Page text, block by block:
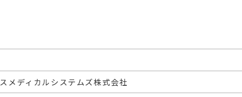
メディカルシステムズ株式会社